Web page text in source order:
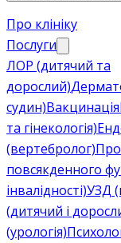
Про клініку
Послуги
ЛОР (дитячий та
дорослий)
судин)Вакцинація
та гінекологія)
(вертебролог)
повсякденного
інвалідності)УЗД
(дитячий і
(урологія)